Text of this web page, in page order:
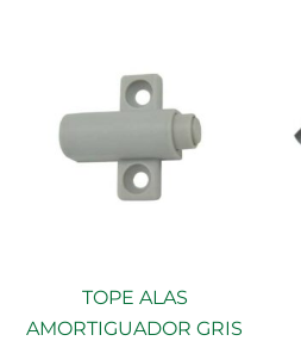
TOPE ALAS
AMORTIGUADOR GRIS